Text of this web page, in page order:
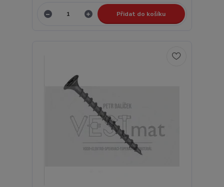
Přidat do košíku